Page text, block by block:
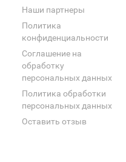
Наши партнеры
Политика
конфиденциальности
Соглашение на
обработку
персональных данных
Политика обработки
персональных данных
Оставить отзыв